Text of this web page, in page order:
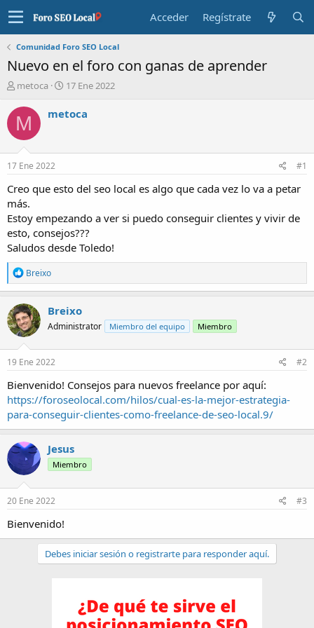
Acceder Regístrate
Comunidad Foro SEO Local
Nuevo en el foro con ganas de aprender
I
i
c
i
d
o
r
d
e
l
t
e
m
a
metoca
F
c
n
i
o
17 Ene 2022
M metoca
17 Ene 2022 #1
Creo que esto del seo local es algo que cada vez lo va a petar
más.
Estoy empezando a ver si puedo conseguir clientes y vivir de
esto, consejos???
Saludos desde Toledo!
R
e
a
c
c
i
o
n
e
:
Breixo
Breixo
Administrator Miembro del equipo Miembro
19 Ene 2022 #2
Bienvenido! Consejos para nuevos freelance por aquí:
https://foroseolocal.com/hilos/cual-es-la-mejor-estrategia-
para-conseguir-clientes-como-freelance-de-seo-local.9/
Jesus
Miembro
20 Ene 2022 #3
Bienvenido!
Debes iniciar sesión o registrarte para responder aquí.